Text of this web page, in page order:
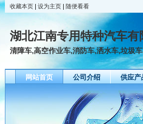
收藏本页 设为主页 随便看看
湖北江南专用特种汽车有
清障车,高空作业车,消防车,洒水车,垃圾车,
网站首页 公司介绍 供应产